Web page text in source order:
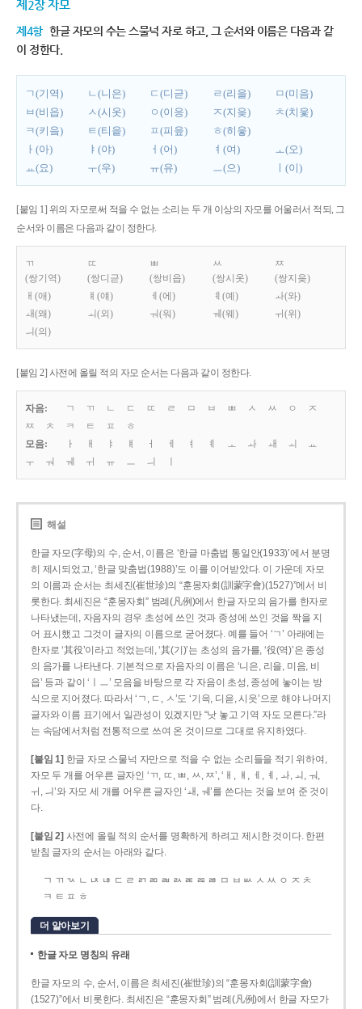
제2장 자모
제4항 한글 자모의 수는 스물넉 자로 하고, 그 순서와 이름은 다음과 같
이 정한다.
ㄱ(기역) ㄴ(니은) ㄷ(디귿) ㄹ(리을)
ㅁ(미음)
ㅂ(비읍)
ㅅ(시옷) ㅇ(이응) ㅈ(지읒)
ㅊ(치읓)
ㅋ(키읔)
ㅌ(티읕) ㅍ(피읖)
ㅎ(히읗)
ㅏ(아)
ㅑ(야) ㅓ(어) ㅕ(여)
ㅗ(오)
ㅛ(요)
ㅜ(우) ㅠ(유) ㅡ(으) ㅣ(이)
[붙임 1] 위의 자모로써 적을 수 없는 소리는 두 개 이상의 자모를 어울러서 적되, 그
순서와 이름은 다음과 같이 정한다.
ㄲ
(쌍기역)
ㄸ
(쌍디귿)
ㅃ
(쌍비읍)
ㅆ
(쌍시옷)
ㅉ
(쌍지읒)
ㅐ(애)
ㅒ(얘) ㅔ(에) ㅖ(예)
ㅘ(와)
ㅙ(왜)
ㅚ(외) ㅝ(워) ㅞ(웨)
ㅟ(위)
ㅢ(의)
[붙임 2] 사전에 올릴 적의 자모 순서는 다음과 같이 정한다.
자음: ㄱ ㄲ ㄴ ㄷ ㄸ ㄹ ㅁ ㅂ ㅃ ㅅ ㅆ ㅇ
ㅈ
ㅉ
ㅊ ㅋ ㅌ ㅍ
ㅎ
모음:
ㅏ ㅐ ㅑ ㅒ ㅓ ㅔ ㅕ ㅖ ㅗ ㅘ ㅙ ㅚ
ㅛ
ㅜ
ㅝ ㅞ ㅟ ㅠ ㅡ ㅢ
해설
한글 자모(字母)의 수, 순서, 이름은 ‘한글 마춤법 통일안(1933)’에서 분명
히 제시되었고, ‘한글 맞춤법(1988)’도 이를 이어받았다. 이 가운데 자모
의 이름과 순서는 최세진(崔世珍)의 “훈몽자회(訓蒙字會)(1527)”에서 비
롯한다. 최세진은 “훈몽자회” 범례(凡例)에서 한글 자모의 음가를 한자로
나타냈는데, 자음자의 경우 초성에 쓰인 것과 종성에 쓰인 것을 짝을 지
어 표시했고 그것이 글자의 이름으로 굳어졌다. 예를 들어 ‘ㄱ’ 아래에는
한자로 ‘其役’이라고 적었는데, ‘其(기)’는 초성의 음가를, ‘役(역)’은 종성
의 음가를 나타낸다. 기본적으로 자음자의 이름은 ‘니은, 리을, 미음, 비
읍’ 등과 같이 ‘ㅣㅡ’ 모음을 바탕으로 각 자음이 초성, 종성에 놓이는 방
식으로 지어졌다. 따라서 ‘ㄱ, ㄷ, ㅅ’도 ‘기윽, 디읃, 시읏’으로 해야 나머지
글자와 이름 표기에서 일관성이 있겠지만 “낫 놓고 기역 자도 모른다.”라
는 속담에서처럼 전통적으로 쓰여 온 것이므로 그대로 유지하였다.
[붙임 1] 한글 자모 스물넉 자만으로 적을 수 없는 소리들을 적기 위하여,
자모 두 개를 어우른 글자인 ‘ㄲ, ㄸ, ㅃ, ㅆ, ㅉ’, ‘ㅐ, ㅒ, ㅔ, ㅖ, ㅘ, ㅚ, ㅝ,
ㅟ, ㅢ’와 자모 세 개를 어우른 글자인 ‘ㅙ, ㅞ’를 쓴다는 것을 보여 준 것이
다.
[붙임 2] 사전에 올릴 적의 순서를 명확하게 하려고 제시한 것이다. 한편
받침 글자의 순서는 아래와 같다.
ㄱ ㄲ ㄳ ㄴ ㄵ ㄶ ㄷ ㄹ ㄺ ㄻ ㄼ ㄽ ㄾ ㄿ ㅀ ㅁ ㅂ ㅄ ㅅ ㅆ ㅇ ㅈ ㅊ
ㅋ ㅌ ㅍ ㅎ
더 알아보기
한글 자모 명칭의 유래
한글 자모의 수, 순서, 이름은 최세진(崔世珍)의 “훈몽자회(訓蒙字會)
(1527)”에서 비롯한다. 최세진은 “훈몽자회” 범례(凡例)에서 한글 자모가